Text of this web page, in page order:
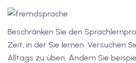
mit Gutschein
mit Gutschein
Beschränken Sie den
Zeit, in der Sie lernen. Versuchen
Alltags zu üben. Ändern Sie